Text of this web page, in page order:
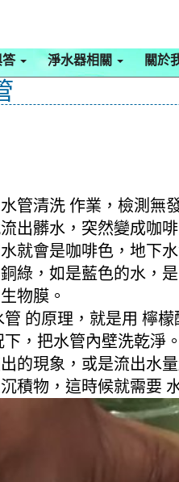
答 淨水器相關 關於
管清洗 作業，檢測
出髒水，突然變成咖
就會是咖啡色，地下
綠，如是藍色的水，
物膜。
的原理，就是用 檸
，把水管內壁洗乾淨。
的現象，或是流出水
積物，這時候就需要